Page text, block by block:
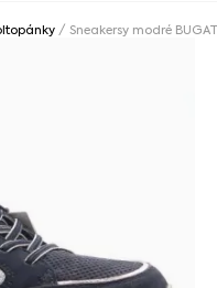
/ Sneakersy modré